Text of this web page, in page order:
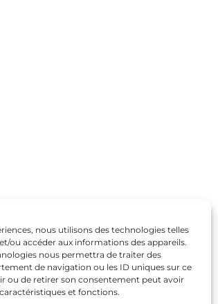
nous utilisons des technologies telles
ou accéder aux informations des appareils.
nous permettra de traiter des
de navigation ou les ID uniques sur ce
ou de retirer son consentement peut avoir
et fonctions.